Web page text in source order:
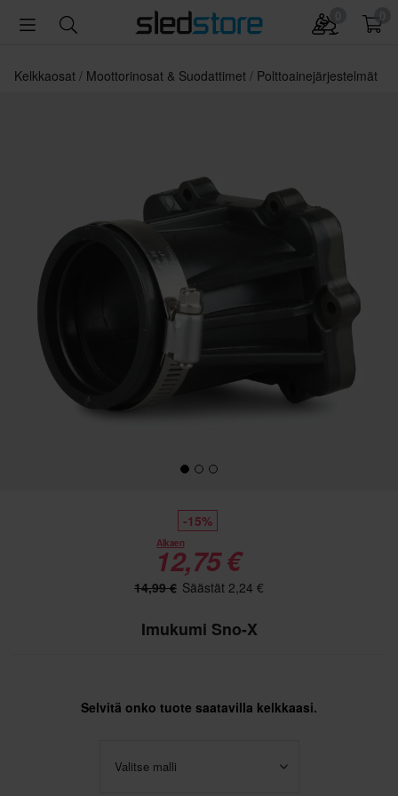
Kelkkaosat Moottorinosat & Suodattimet Polttoainejärjestelmät
-15%
Alkaen
12,75 €
14,99 € Säästät 2,24 €
Imukumi Sno-X
Selvitä onko tuote saatavilla kelkkaasi.
Valitse malli